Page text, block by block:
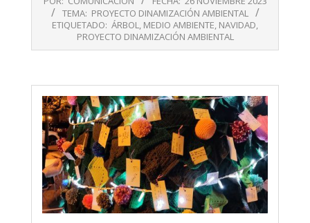
11-
TEMA: PROYECTO DINAMIZACIÓN AMBIENTAL
ETIQUETADO: ÁRBOL, MEDIO AMBIENTE, NAVIDAD,
PROYECTO DINAMIZACIÓN AMBIENTAL